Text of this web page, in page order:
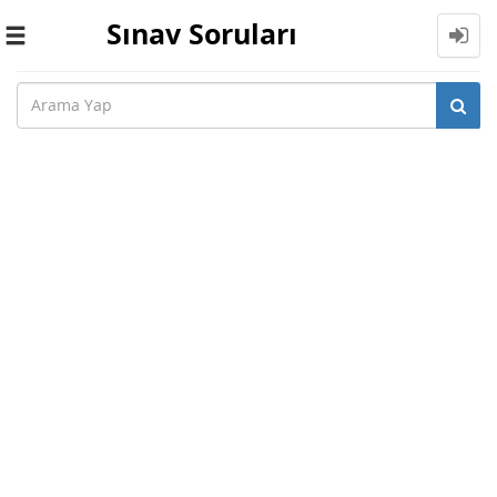
Toggle
Sınav Soruları